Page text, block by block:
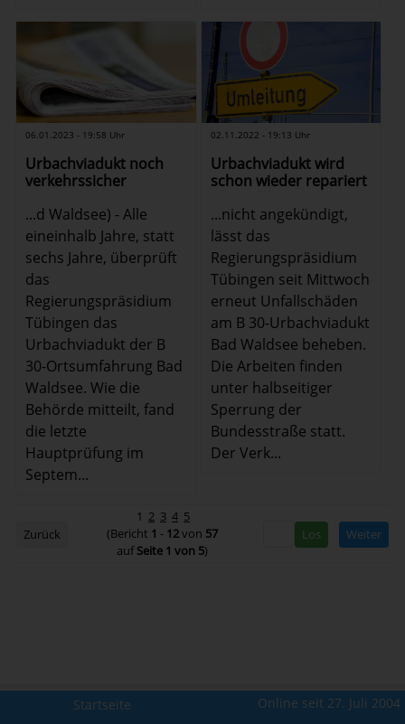
06.01.2023 - 19:58 Uhr
Urbachviadukt noch
verkehrssicher
...d Waldsee) - Alle
eineinhalb Jahre, statt
sechs Jahre, überprüft
das
Regierungspräsidium
Tübingen das
Urbachviadukt der B
30-Ortsumfahrung Bad
Waldsee. Wie die
Behörde mitteilt, fand
die letzte
Hauptprüfung im
Septem...
02.11.2022 - 19:13 Uhr
Urbachviadukt wird
schon wieder repariert
...nicht angekündigt,
lässt das
Regierungspräsidium
Tübingen seit Mittwoch
erneut Unfallschäden
am B 30-Urbachviadukt
Bad Waldsee beheben.
Die Arbeiten finden
unter halbseitiger
Sperrung der
Bundesstraße statt.
Der Verk...
Zurück
1 2 3 4 5
(Bericht 1 - 12von 57
aufSeite 1 von 5)
Weiter
Online seit 27. Juli 2004
Startseite